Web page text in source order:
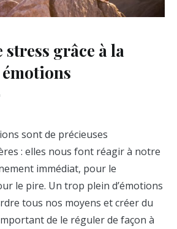
grâce à la
sont de précieuses
: elles nous font réagir à notre
immédiat, pour le
le pire. Un trop plein d’émotions
tous nos moyens et créer du
de le réguler de façon à